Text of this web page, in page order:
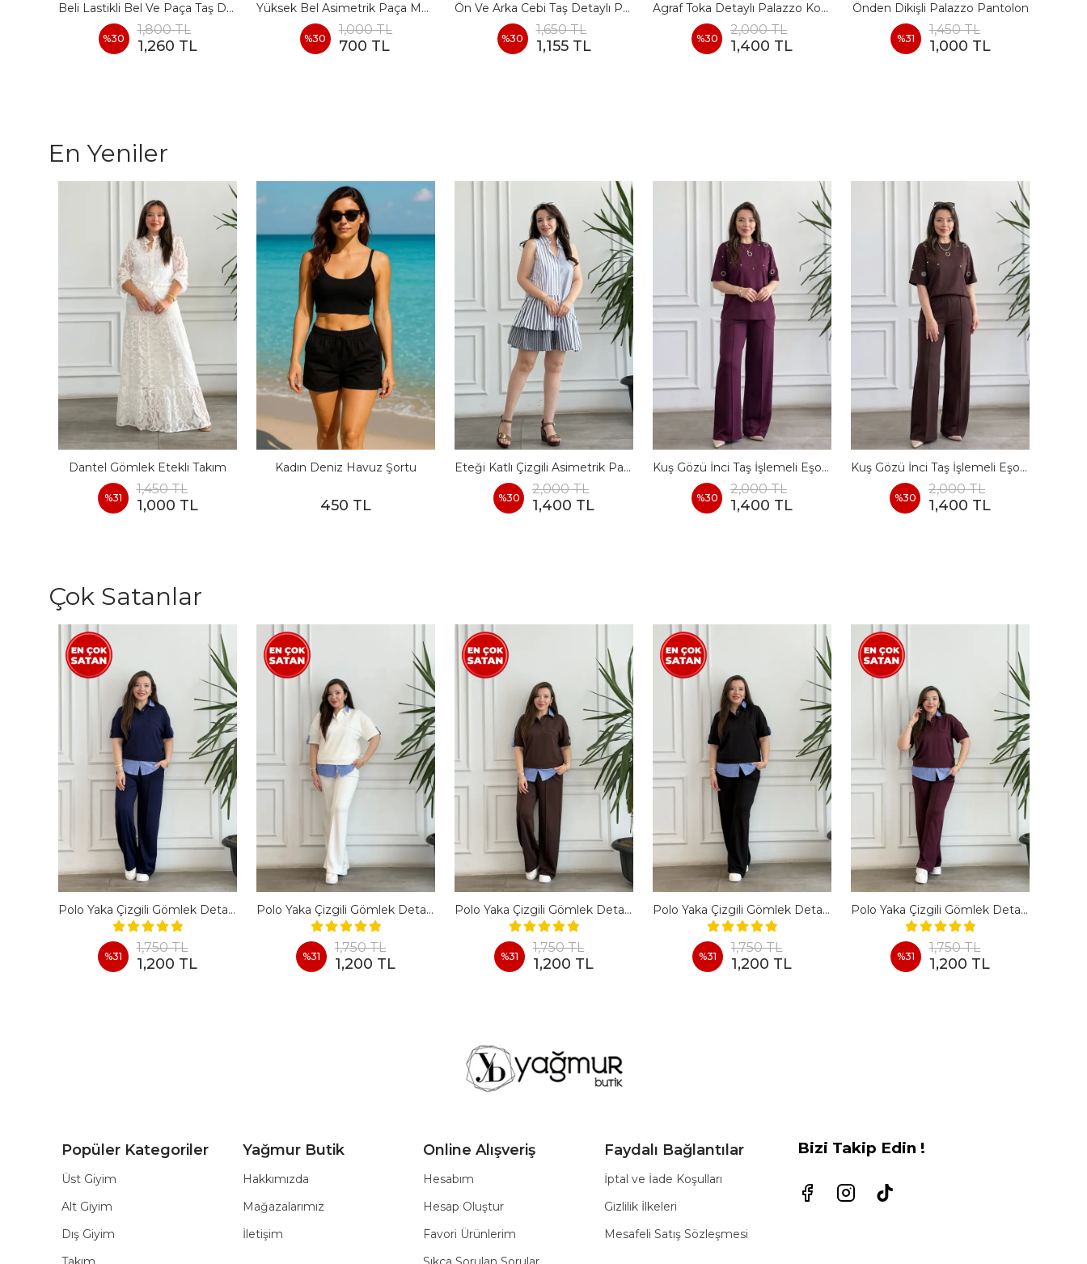
Beli Lastikli Bel Ve Paça Taş Detaylı Mom Jean
%30
1,800 TL
1,260 TL
Yüksek Bel Asimetrik Paça Momjean
%30
1,000 TL
700 TL
Ön Ve Arka Cebi Taş Detaylı Palazzo Kot Pantolon
%30
1,650 TL
1,155 TL
Agraf Toka Detaylı Palazzo Kot Pantolon
%30
2,000 TL
1,400 TL
Önden Dikişli Palazzo Pantolon
%31
1,450 TL
1,000 TL
En Yeniler
Dantel Gömlek Etekli Takım
%31
1,450 TL
1,000 TL
Kadın Deniz Havuz Şortu
450 TL
Eteği Katlı Çizgili Asimetrik Pamuk Elbise
%30
2,000 TL
1,400 TL
Kuş Gözü İnci Taş İşlemeli Eşofman Takımı - BORDO
%30
2,000 TL
1,400 TL
Kuş Gözü İnci Taş İşlemeli Eşofman Takımı - KAHVERENGI
%30
2,000 TL
1,400 TL
Çok Satanlar
Polo Yaka Çizgili Gömlek Detaylı Kısa Kollu Takım - LACIVERT
%31
1,750 TL
1,200 TL
Polo Yaka Çizgili Gömlek Detaylı Kısa Kollu Takım - BEYAZ
%31
1,750 TL
1,200 TL
Polo Yaka Çizgili Gömlek Detaylı Kısa Kollu Takım - KAHVERENGI
%31
1,750 TL
1,200 TL
Polo Yaka Çizgili Gömlek Detaylı Kısa Kollu Takım - SIYAH
%31
1,750 TL
1,200 TL
Polo Yaka Çizgili Gömlek Detaylı Kısa Kollu Takım - BORDO
%31
1,750 TL
1,200 TL
Popüler Kategoriler
Üst Giyim
Alt Giyim
Dış Giyim
Yağmur Butik
Hakkımızda
Mağazalarımız
İletişim
Online Alışveriş
Hesabım
Hesap Oluştur
Favori Ürünlerim
Faydalı Bağlantılar
İptal ve İade Koşulları
Gizlilik İlkeleri
Mesafeli Satış Sözleşmesi
Bizi Takip Edin !